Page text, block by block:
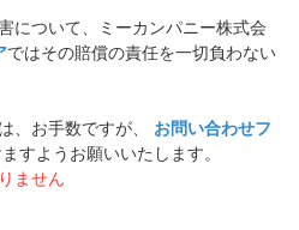
について、ミーカンパニー株式会
ではその賠償の責任を一切負わない
、お手数ですが、 お問い合わせフ
すようお願いいたします。
ません